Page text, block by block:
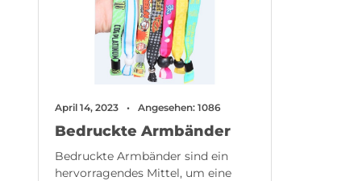
April 14, 2023 Angesehen: 1086
Bedruckte Armbänder
Bedruckte Armbänder sind ein
hervorragendes Mittel, um eine